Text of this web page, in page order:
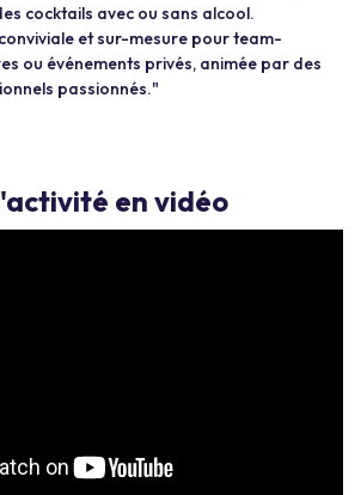
cocktails avec ou sans alcool.
et sur-mesure pour team-
ou événements privés, animée par des
passionnés."
en vidéo